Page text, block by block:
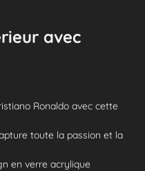
avec
Ronaldo avec cette
toute la passion et la
en verre acrylique